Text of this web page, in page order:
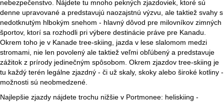
nebezpečenstvo. Nájdete tu mnoho pekných zjazdoviek, ktoré sú
denne upravované a predstavujú naozajstnú výzvu, ale taktiež svahy s
nedotknutým hlbokým snehom - hlavný dôvod pre milovníkov zimných
športov, ktorí sa rozhodli pri výbere destinácie práve pre Kanadu.
Okrem toho je v Kanade tree-skiing, jazda v lese slalomom medzi
stromami, nie len povolený ale taktiež veľmi obľúbený a predstavuje
zážitok z prírody jedinečným spôsobom. Okrem zjazdov tree-skiing je
tu každý terén legálne zjazdný - či už skaly, skoky alebo široké kotliny -
možnosti sú neobmedzené.
Najlepšie zjazdy nájdete trochu nižšie v Portmonee: heliskiing -